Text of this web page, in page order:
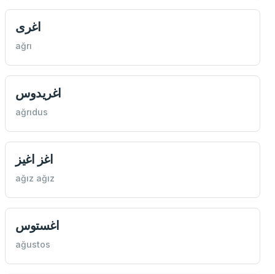
اغری
ağrı
اغريدوس
ağrıdus
اغز اغيز
ağız ağız
اغستوس
ağustos